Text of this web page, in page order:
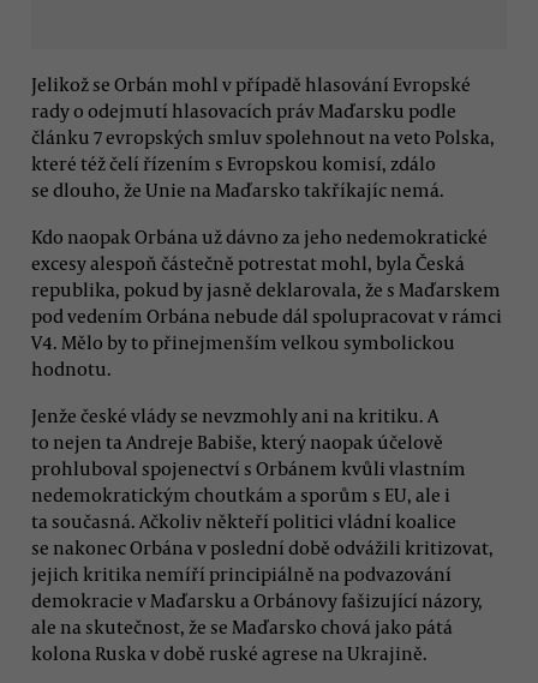
Jelikož se Orbán mohl v případě hlasování Evropské
rady o odejmutí hlasovacích práv Maďarsku podle
článku 7 evropských smluv spolehnout na veto Polska,
které též čelí řízením s Evropskou komisí, zdálo
se dlouho, že Unie na Maďarsko takříkajíc nemá.
Kdo naopak Orbána už dávno za jeho nedemokratické
excesy alespoň částečně potrestat mohl, byla Česká
republika, pokud by jasně deklarovala, že s Maďarskem
pod vedením Orbána nebude dál spolupracovat v rámci
V4. Mělo by to přinejmenším velkou symbolickou
hodnotu.
Jenže české vlády se nevzmohly ani na kritiku. A
to nejen ta Andreje Babiše, který naopak účelově
prohluboval spojenectví s Orbánem kvůli vlastním
nedemokratickým choutkám a sporům s EU, ale i
ta současná. Ačkoliv někteří politici vládní koalice
se nakonec Orbána v poslední době odvážili kritizovat,
jejich kritika nemíří principiálně na podvazování
demokracie v Maďarsku a Orbánovy fašizující názory,
ale na skutečnost, že se Maďarsko chová jako pátá
kolona Ruska v době ruské agrese na Ukrajině.